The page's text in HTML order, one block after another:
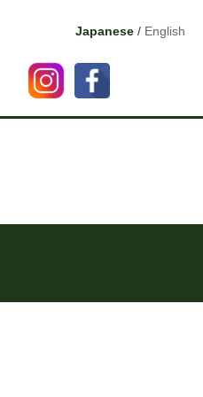
Japanese / English